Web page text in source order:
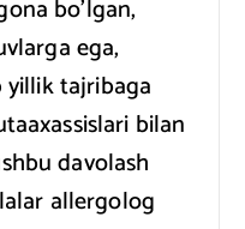
bo’lgan,
ega,
yillik tajribaga
bilan
davolash
allergolog